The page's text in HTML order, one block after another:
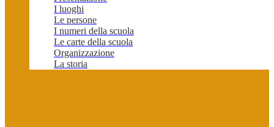
I luoghi
Le persone
I numeri della scuola
Le carte della scuola
Organizzazione
La storia